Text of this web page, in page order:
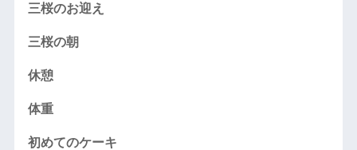
三桜のお迎え
三桜の朝
休憩
体重
初めてのケーキ